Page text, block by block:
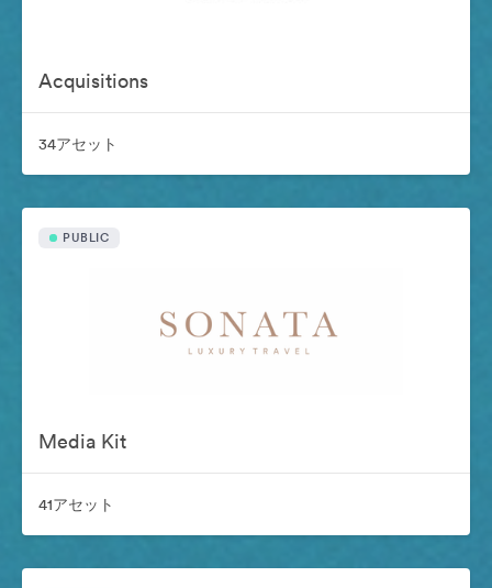
Acquisitions
34アセット
PUBLIC
Media Kit
41アセット